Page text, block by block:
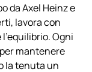
da Axel Heinz e
lavora con
Ogni
mantenere
la tenuta un